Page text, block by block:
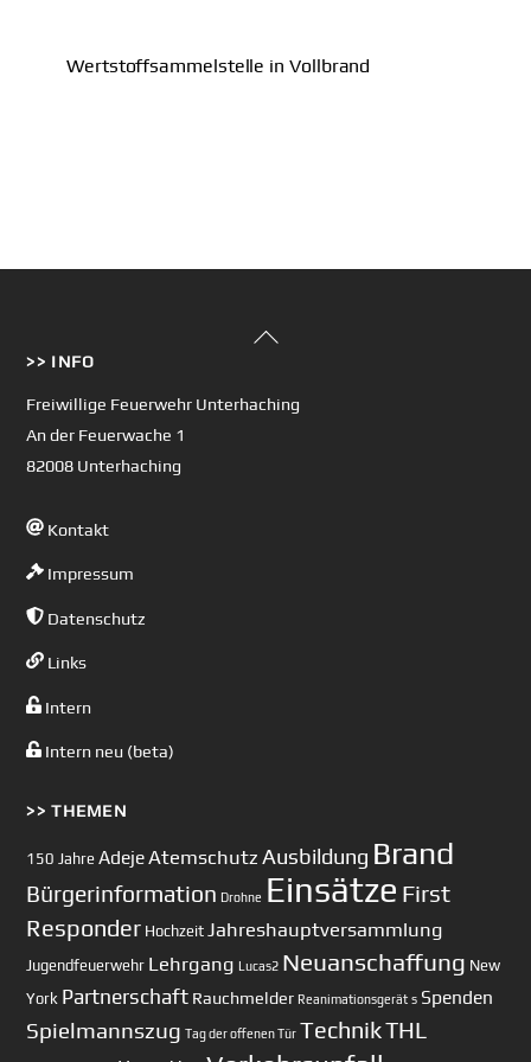
Wertstoffsammelstelle in Vollbrand
Back
>> INFO
Freiwillige Feuerwehr Unterhaching
An der Feuerwache 1
82008 Unterhaching
Kontakt
Impressum
Datenschutz
Links
Intern
Intern neu (beta)
>> THEMEN
150 Jahre AdejeAtemschutz Ausbildung Brand
Bürgerinformation Drohne Einsätze First
Responder Hochzeit Jahreshauptversammlung
Jugendfeuerwehr Lehrgang Lucas2 Neuanschaffung New
York Partnerschaft Rauchmelder Reanimationsgerät s Spenden
Spielmannszug Tag der offenen Tür TechnikTHL